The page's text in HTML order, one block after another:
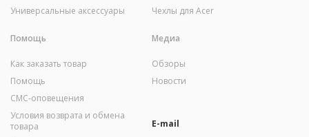
Универсальные аксессуары
Чехлы для Acer
Помощь
Как заказать товар
Помощь
СМС-оповещения
Условия возврата и обмена
товара
Медиа
Обзоры
Новости
E-mail